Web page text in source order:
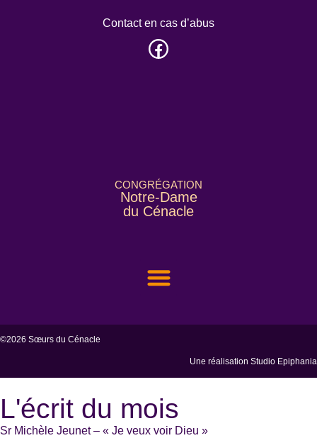
CONGRÉGATION
Notre-Dame
du Cénacle
Contact en cas d’abus
©2026 Sœurs du Cénacle
Une réalisation Studio Epiphania
L'écrit du mois
Sr Michèle Jeunet – « Je veux voir Dieu »